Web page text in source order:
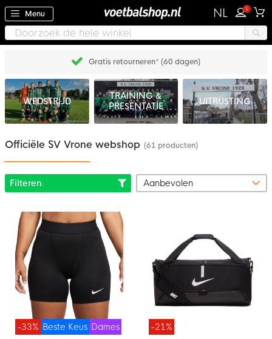
Menu NL 1
Gratis retourneren* (60 dagen)
WEDSTRIJD
TRAINING &
PRESENTATIE
UITRUSTING
Officiële SV Vrone webshop (61 producten)
Filteren
Beste Keus
-33%
Dames
-21%